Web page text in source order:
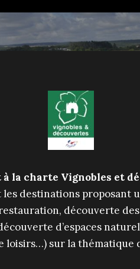
la charte Vignobles et
destinations proposant
découverte des
d’espaces
loisirs…) sur la thématique